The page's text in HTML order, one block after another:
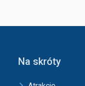
Na skróty